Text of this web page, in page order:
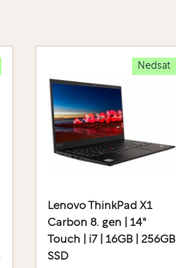
Nedsat
Lenovo ThinkPad X1
Carbon 8. gen | 14"
Touch | i7 | 16GB | 256GB
SSD